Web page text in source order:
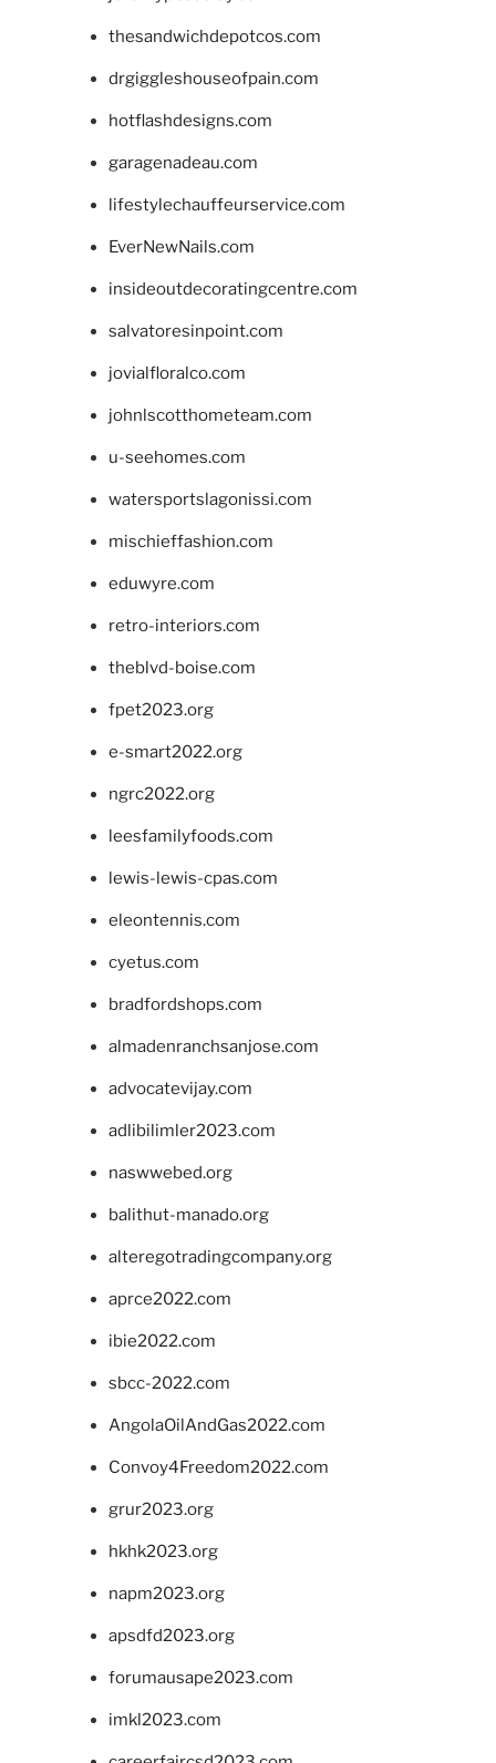
thesandwichdepotcos.com
drgiggleshouseofpain.com
hotflashdesigns.com
garagenadeau.com
lifestylechauffeurservice.com
EverNewNails.com
insideoutdecoratingcentre.com
salvatoresinpoint.com
jovialfloralco.com
johnlscotthometeam.com
u-seehomes.com
watersportslagonissi.com
mischieffashion.com
eduwyre.com
retro-interiors.com
theblvd-boise.com
fpet2023.org
e-smart2022.org
ngrc2022.org
leesfamilyfoods.com
lewis-lewis-cpas.com
eleontennis.com
cyetus.com
bradfordshops.com
almadenranchsanjose.com
advocatevijay.com
adlibilimler2023.com
naswwebed.org
balithut-manado.org
alteregotradingcompany.org
aprce2022.com
ibie2022.com
sbcc-2022.com
AngolaOilAndGas2022.com
Convoy4Freedom2022.com
grur2023.org
hkhk2023.org
napm2023.org
apsdfd2023.org
forumausape2023.com
imkl2023.com